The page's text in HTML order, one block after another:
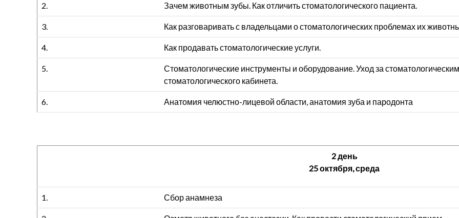
2. Зачем животным зубы. Как отличить стоматологического пациента.
3. Как разговаривать с владельцами о стоматологических проблемах их
4. Как продавать стоматологические услуги.
5.
Стоматологические инструменты и оборудование. Уход за
стоматологического кабинета.
6. Анатомия челюстно-лицевой области, анатомия зуба и пародонта
2 день
25 октября, среда
1. Сбор анамнеза